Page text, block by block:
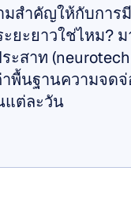
สำคัญให้กับการ
ยะยาวใช่ไหม? ม
ะสาท
พื้นฐานความจดจ่
แต่ละวัน